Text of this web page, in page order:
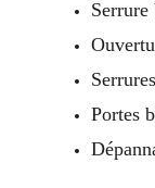
Serrure
Portes